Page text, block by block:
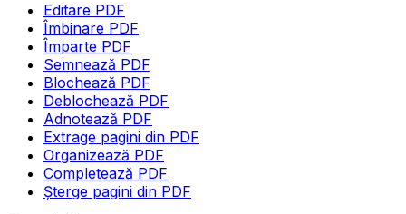
Editare PDF
Îmbinare PDF
Împarte PDF
Semnează PDF
Blochează PDF
Deblochează PDF
Adnotează PDF
Extrage pagini din PDF
Organizează PDF
Completează PDF
Șterge pagini din PDF